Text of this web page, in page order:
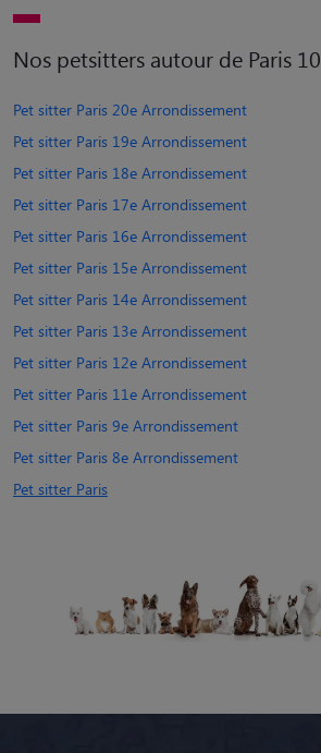
Nos petsitters autour de Paris 10
Pet sitter Paris 20e Arrondissement
Pet sitter Paris 19e Arrondissement
Pet sitter Paris 18e Arrondissement
Pet sitter Paris 17e Arrondissement
Pet sitter Paris 16e Arrondissement
Pet sitter Paris 15e Arrondissement
Pet sitter Paris 14e Arrondissement
Pet sitter Paris 13e Arrondissement
Pet sitter Paris 12e Arrondissement
Pet sitter Paris 11e Arrondissement
Pet sitter Paris 9e Arrondissement
Pet sitter Paris 8e Arrondissement
Pet sitter Paris